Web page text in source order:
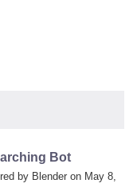
Bot
by Blender on May 8,